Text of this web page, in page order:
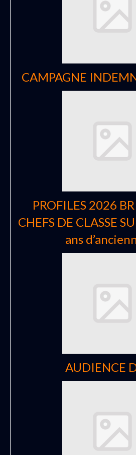
CAMPAGNE
PROFILES 2026
CHEFS DE CLASSE
ans
AUDIENCE